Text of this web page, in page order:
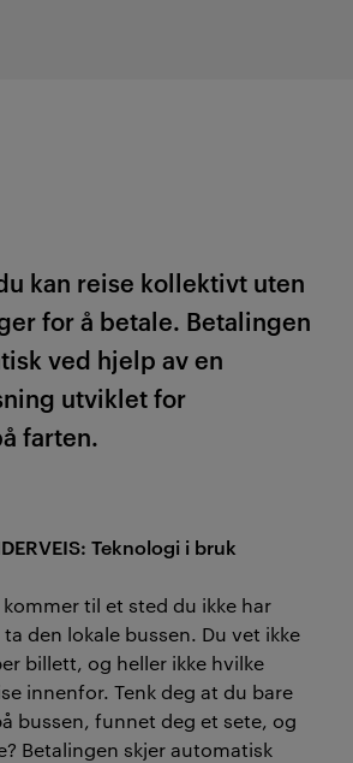
kan reise kollektivt uten
for å betale. Betalingen
ved hjelp av en
utviklet for
farten.
Teknologi i bruk
til et sted du ikke har
den lokale bussen. Du vet ikke
billett, og heller ikke hvilke
innenfor. Tenk deg at du bare
bussen, funnet deg et sete, og
Betalingen skjer automatisk